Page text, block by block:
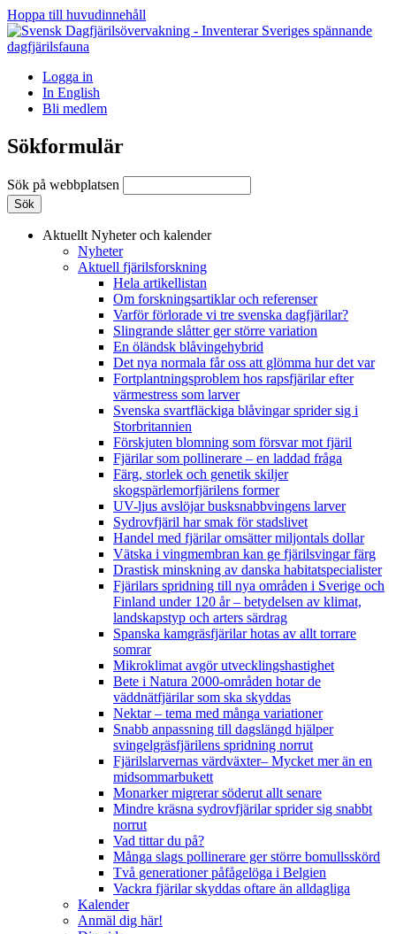
Hoppa till huvudinnehåll
Logga in
In English
Bli medlem
Sökformulär
Sök på webbplatsen
Aktuellt Nyheter och kalender
Nyheter
Aktuell fjärilsforskning
Hela artikellistan
Om forskningsartiklar och referenser
Varför förlorade vi tre svenska dagfjärilar?
Slingrande slåtter ger större variation
En öländsk blåvingehybrid
Det nya normala får oss att glömma hur det var
Fortplantningsproblem hos rapsfjärilar efter
värmestress som larver
Svenska svartfläckiga blåvingar sprider sig i
Storbritannien
Förskjuten blomning som försvar mot fjäril
Fjärilar som pollinerare – en laddad fråga
Färg, storlek och genetik skiljer
skogspärlemorfjärilens former
UV-ljus avslöjar busksnabbvingens larver
Sydrovfjäril har smak för stadslivet
Handel med fjärilar omsätter miljontals dollar
Vätska i vingmembran kan ge fjärilsvingar färg
Drastisk minskning av danska habitatspecialister
Fjärilars spridning till nya områden i Sverige och
Finland under 120 år– betydelsen av klimat,
landskapstyp och arters särdrag
Spanska kamgräsfjärilar hotas av allt torrare
somrar
Mikroklimat avgör utvecklingshastighet
Bete i Natura 2000-områden hotar de
väddnätfjärilar som ska skyddas
Nektar – tema med många variationer
Snabb anpassning till dagslängd hjälper
svingelgräsfjärilens spridning norrut
Fjärilslarvernas värdväxter– Mycket mer än en
midsommarbukett
Monarker migrerar söderut allt senare
Mindre kräsna sydrovfjärilar sprider sig snabbt
norrut
Vad tittar du på?
Många slags pollinerare ger större bomullsskörd
Två generationer påfågelöga i Belgien
Vackra fjärilar skyddas oftare än alldagliga
Kalender
Anmäl dig här!